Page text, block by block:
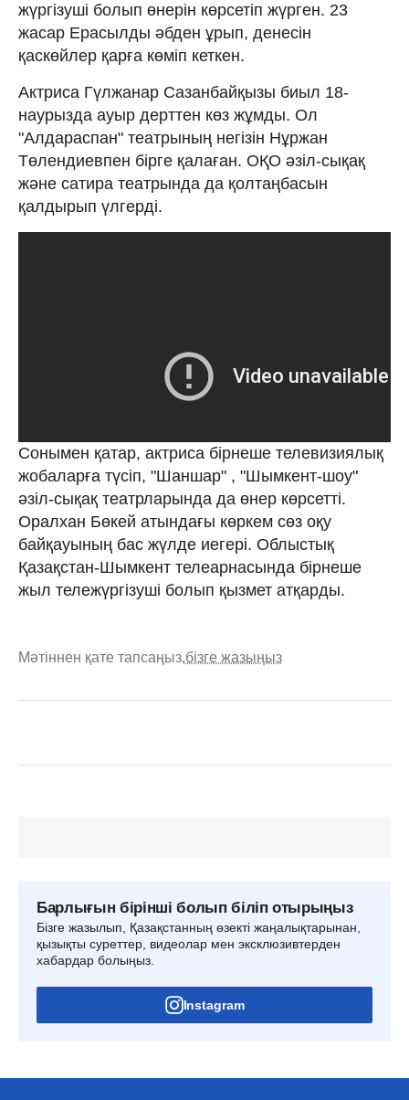
жүргізуші болып өнерін көрсетіп жүрген. 23
жасар Ерасылды әбден ұрып, денесін
қаскөйлер қарға көміп кеткен.
Актриса Гүлжанар Сазанбайқызы биыл 18-
наурызда ауыр дерттен көз жұмды. Ол
"Алдараспан" театрының негізін Нұржан
Төлендиевпен бірге қалаған. ОҚО әзіл-сықақ
және сатира театрында да қолтаңбасын
қалдырып үлгерді.
Сонымен қатар, актриса бірнеше телевизиялық
жобаларға түсіп, "Шаншар" , "Шымкент-шоу"
әзіл-сықақ театрларында да өнер көрсетті.
Оралхан Бөкей атындағы көркем сөз оқу
байқауының бас жүлде иегері. Облыстық
Қазақстан-Шымкент телеарнасында бірнеше
жыл тележүргізуші болып қызмет атқарды.
Мәтіннен қате тапсаңыз,бізге жазыңыз
Барлығын бірінші болып біліп отырыңыз
Бізге жазылып, Қазақстанның өзекті жаңалықтарынан,
қызықты суреттер, видеолар мен эксклюзивтерден
хабардар болыңыз.
Instagram